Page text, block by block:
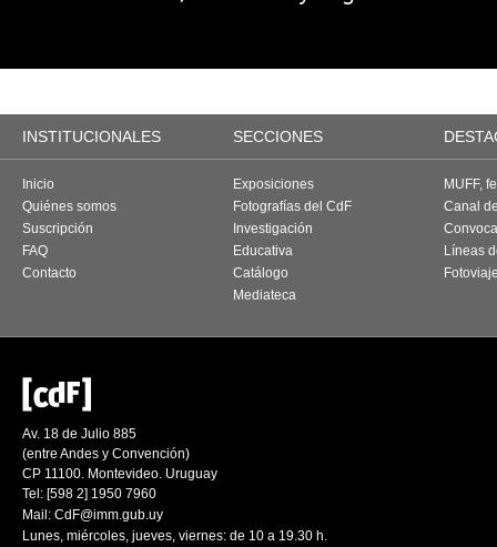
INSTITUCIONALES SECCIONES
Inicio
Quiénes somos
Suscripción
FAQ
Contacto
Exposiciones
Fotografías del CdF
Investigación
Educativa
Catálogo
Mediateca
MUFF,
Canal
Líneas
Av. 18 de Julio 885
(entre Andes y Convención)
CP 11100. Montevideo. Uruguay
Tel: [598 2] 1950 7960
Mail: CdF@imm.gub.uy
Lunes, miércoles, jueves, viernes: de 10 a 19.30 h.